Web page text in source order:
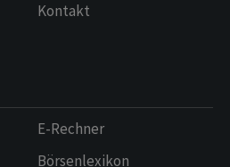
Kontakt
E-Rechner
Börsenlexikon